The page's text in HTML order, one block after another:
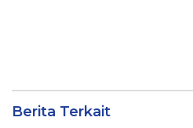
Berita Terkait